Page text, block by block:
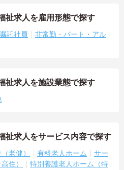
祉求人を雇用形態で探す
託社員
非常勤・パート・アル
祉求人を施設業態で探す
祉求人をサービス内容で探す
老健） 有料老人ホーム
サー
住）
特別養護老人ホーム（特